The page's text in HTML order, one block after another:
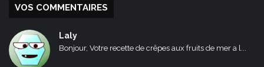
VOS COMMENTAIRES
Laly
Bonjour, Votre recette de crêpes aux fruits de mer a l...